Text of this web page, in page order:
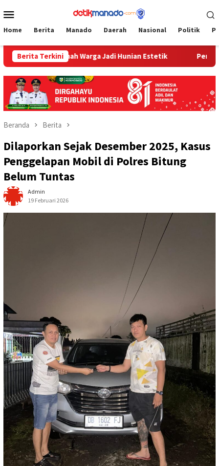
ke
Mobile
Home Berita Manado Daerah Nasional Politik
Berita Terkini
Rumah Warga Jadi Hunian Estetik Persit Korem
Beranda Berita
Dilaporkan Sejak Desember 2025, Kasus
Penggelapan Mobil di Polres Bitung
Belum Tuntas
Admin
19 Februari 2026